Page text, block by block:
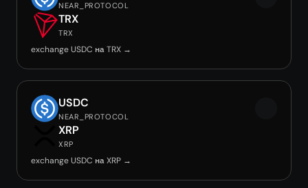
NEAR_PROTOCOL
TRX
TRX
exchange USDC на TRX →
USDC
NEAR_PROTOCOL
XRP
XRP
exchange USDC на XRP →